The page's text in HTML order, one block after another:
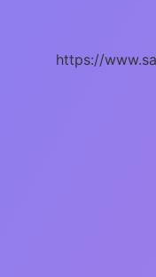
https://